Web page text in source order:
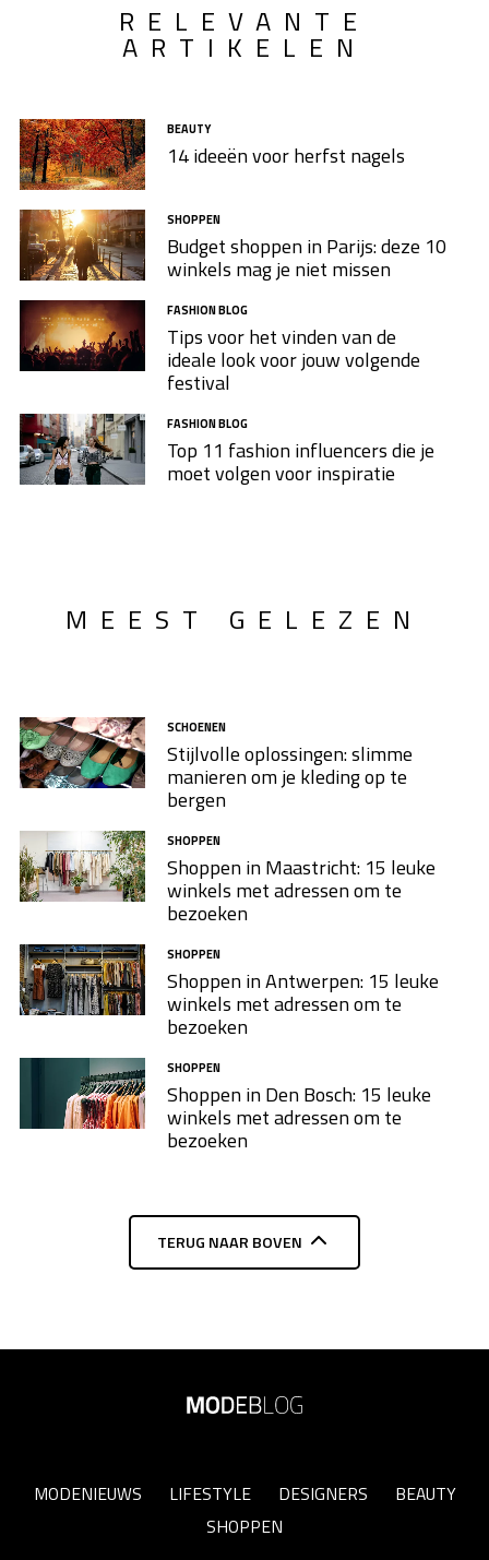
RELEVANTE
ARTIKELEN
BEAUTY
14 ideeën voor herfst nagels
SHOPPEN
Budget shoppen in Parijs: deze 10
winkels mag je niet missen
FASHION BLOG
Tips voor het vinden van de
ideale look voor jouw volgende
festival
FASHION BLOG
Top 11 fashion influencers die je
moet volgen voor inspiratie
MEEST GELEZEN
SCHOENEN
Stijlvolle oplossingen: slimme
manieren om je kleding op te
bergen
SHOPPEN
Shoppen in Maastricht: 15 leuke
winkels met adressen om te
bezoeken
SHOPPEN
Shoppen in Antwerpen: 15 leuke
winkels met adressen om te
bezoeken
SHOPPEN
Shoppen in Den Bosch: 15 leuke
winkels met adressen om te
bezoeken
TERUG NAAR BOVEN
MODENIEUWS LIFESTYLE DESIGNERS
BEAUTY
SHOPPEN